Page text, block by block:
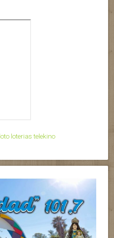
loterias telekino